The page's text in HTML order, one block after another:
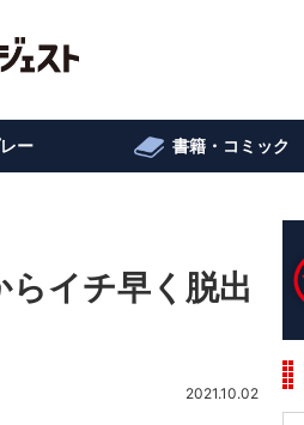
ー 書籍・コミック
らイチ早く脱出
2021.10.02